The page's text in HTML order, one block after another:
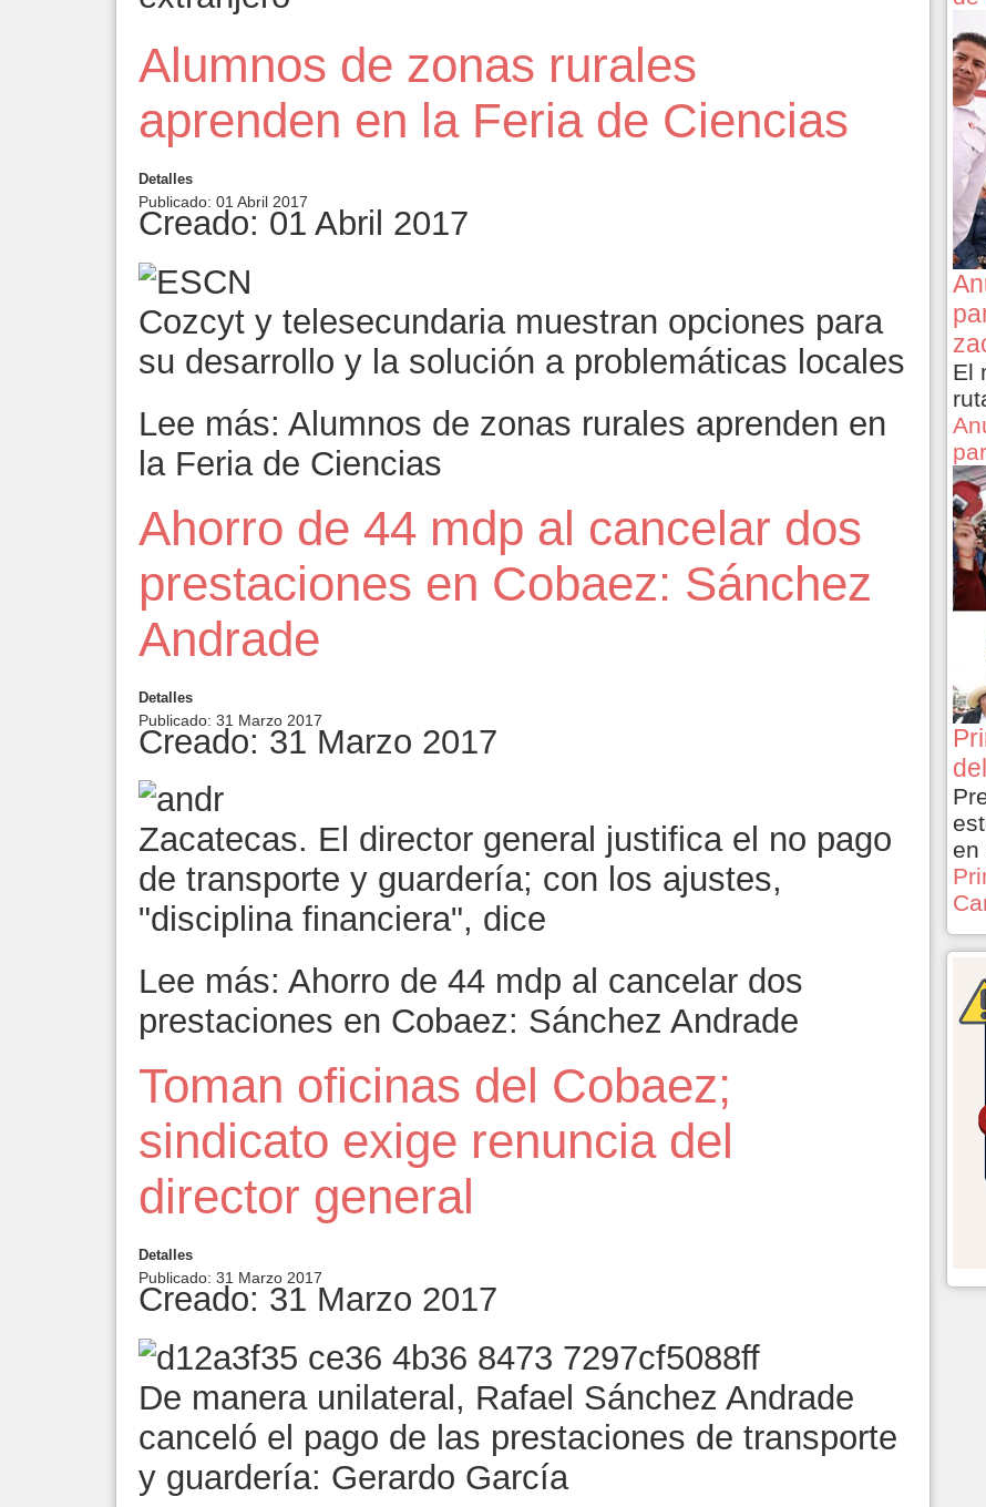
Alumnos de zonas rurales
aprenden en la Feria de Ciencias
Detalles
Publicado: 01 Abril 2017
Creado: 01 Abril 2017
Cozcyt y telesecundaria muestran opciones para
su desarrollo y la solución a problemáticas locales
Lee más: Alumnos de zonas rurales aprenden en
la Feria de Ciencias
Ahorro de 44 mdp al cancelar dos
prestaciones en Cobaez: Sánchez
Andrade
Detalles
Publicado: 31 Marzo 2017
Creado: 31 Marzo 2017
Zacatecas. El director general justifica el no pago
de transporte y guardería; con los ajustes,
"disciplina financiera", dice
Lee más: Ahorro de 44 mdp al cancelar dos
prestaciones en Cobaez: Sánchez Andrade
Toman oficinas del Cobaez;
sindicato exige renuncia del
director general
Detalles
Publicado: 31 Marzo 2017
Creado: 31 Marzo 2017
De manera unilateral, Rafael Sánchez Andrade
canceló el pago de las prestaciones de transporte
y guardería: Gerardo García
El
en